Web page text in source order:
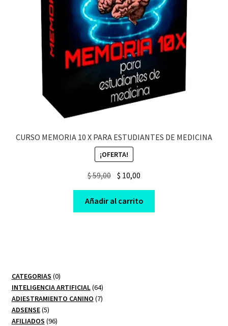
CURSO MEMORIA 10 X PARA ESTUDIANTES DE MEDICINA
¡OFERTA!
$59,00 Original
was:
$ 59,00.
$ 10,00
is:
$ 10,00.
Añadir al carrito
CATEGORIAS 00
productos
INTELIGENCIA ARTIFICIAL 6464
productos
ADIESTRAMIENTO CANINO 77
ADSENSE 55
productos
AFILIADOS 9696